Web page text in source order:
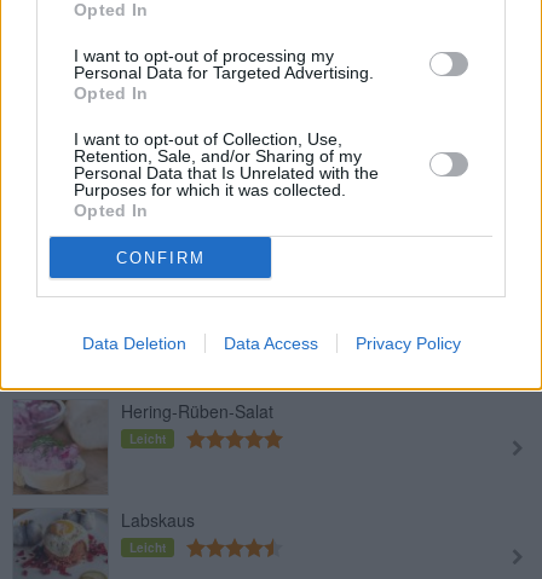
Opted In
I want to opt-out of processing my
Personal Data for Targeted Advertising.
Opted In
I want to opt-out of Collection, Use,
Retention, Sale, and/or Sharing of my
Personal Data that Is Unrelated with the
Purposes for which it was collected.
Opted In
CONFIRM
Data Deletion Data Access Privacy Policy
Wiener Heringssalat
Lachs-Spinat-Rolle
Leicht
Rollmops selber machen
Hering-Rüben-Salat
Leicht
Labskaus
Leicht